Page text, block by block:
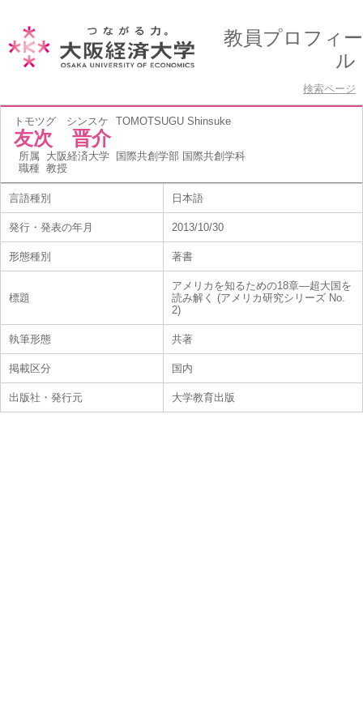
教員プロフィー
ル
検索ページ
トモツグ シンスケ TOMOTSUGU Shinsuke
友次 晋介
所属 大阪経済大学 国際共創学部 国際共創学科
職種 教授
言語種別 日本語
発行・発表の年月 2013/10/30
形態種別 著書
標題
アメリカを知るための18章―超大国を
読み解く (アメリカ研究シリーズ No.
2)
執筆形態 共著
掲載区分 国内
出版社・発行元 大学教育出版